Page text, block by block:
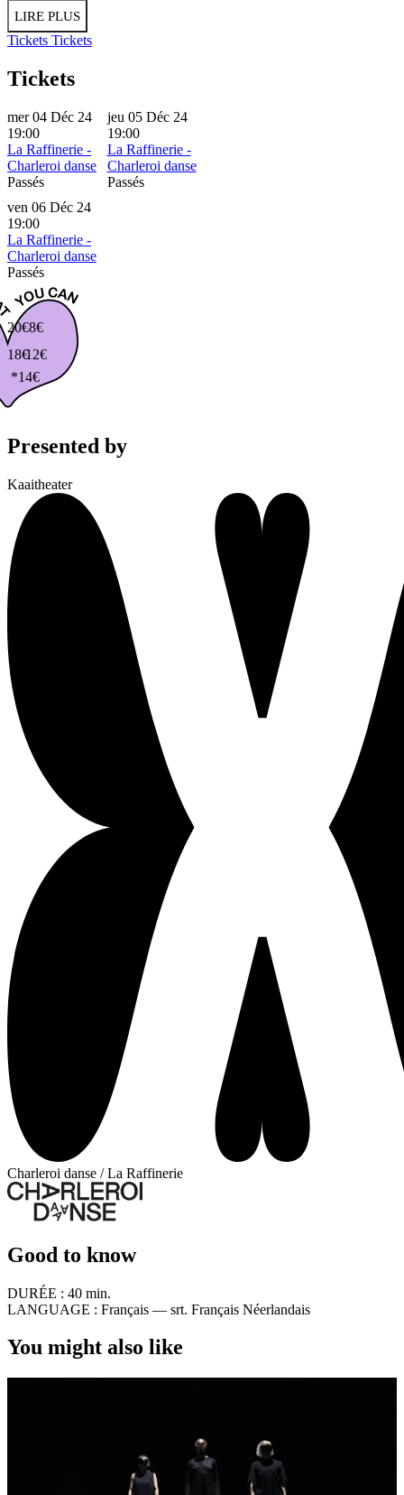
LIRE PLUS
Tickets Tickets
Tickets
mer 04 Déc 24
19:00
La Raffinerie -
Charleroi danse
Passés
jeu 05 Déc 24
19:00
La Raffinerie -
Charleroi danse
Passés
ven 06 Déc 24
19:00
La Raffinerie -
Charleroi danse
Passés
20€
18€
*14€
12€
8€
Presented by
Kaaitheater
Charleroi danse / La Raffinerie
Good to know
DURÉE : 40 min.
LANGUAGE : Français — srt. Français Néerlandais
You might also like